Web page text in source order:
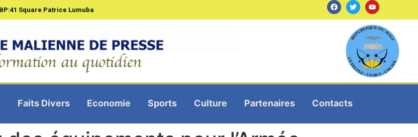
BP:41 Square Patrice Lumuba
Faits Divers Economie Sports Culture Partenaires Contacts